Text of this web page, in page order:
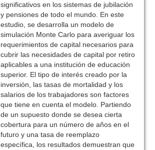
significativos en los sistemas de jubilación
y pensiones de todo el mundo. En este
estudio, se desarrolla un modelo de
simulación Monte Carlo para averiguar los
requerimientos de capital necesarios para
cubrir las necesidades de capital por retiro
aplicables a una institución de educación
superior. El tipo de interés creado por la
inversión, las tasas de mortalidad y los
salarios de los trabajadores son factores
que tiene en cuenta el modelo. Partiendo
de un supuesto donde se desea cierta
cobertura para un número de años en el
futuro y una tasa de reemplazo
específica, los resultados demuestran que